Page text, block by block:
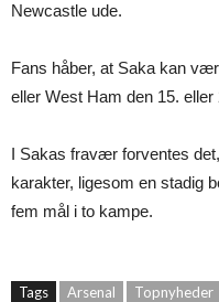
Newcastle ude.
Fans håber, at Saka kan
eller West Ham den 15. eller
I Sakas fravær forventes
karakter, ligesom en stadig
fem mål i to kampe.
Tags Arsenal Topnyheder